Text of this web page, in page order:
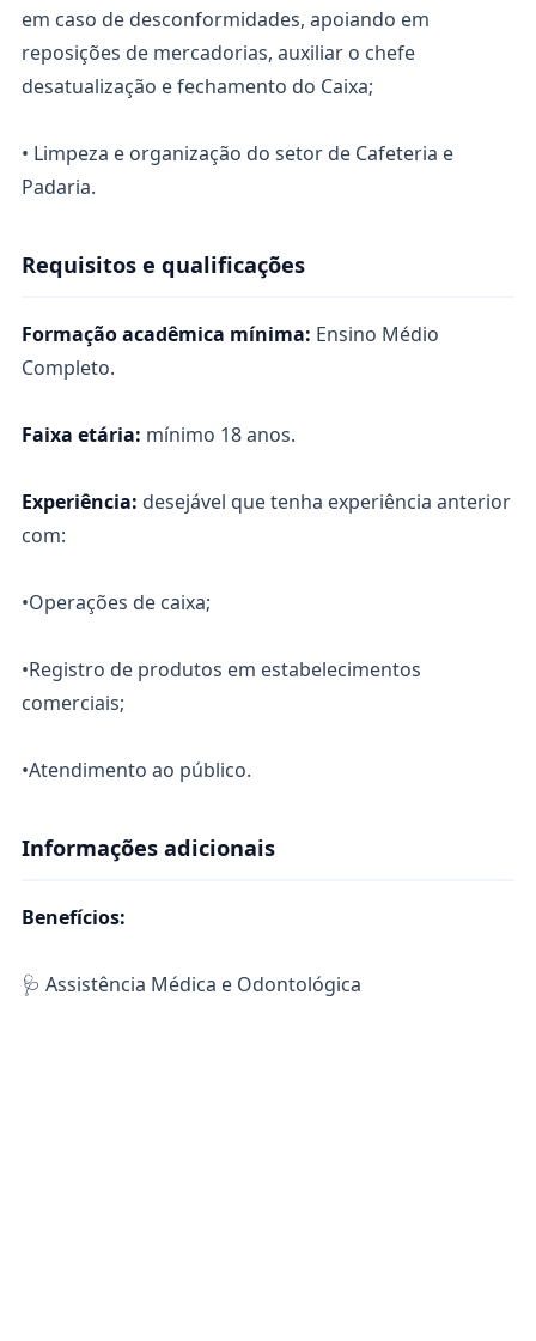
em caso de desconformidades, apoiando em
reposições de mercadorias, auxiliar o chefe
desatualização e fechamento do Caixa;
• Limpeza e organização do setor de Cafeteria e
Padaria.
Requisitos e qualificações
Formação acadêmica mínima: Ensino Médio
Completo.
Faixa etária: mínimo 18 anos.
Experiência: desejável que tenha experiência anterior
com:
•Operações de caixa;
•Registro de produtos em estabelecimentos
comerciais;
•Atendimento ao público.
Informações adicionais
Benefícios:
🩺 Assistência Médica e Odontológica